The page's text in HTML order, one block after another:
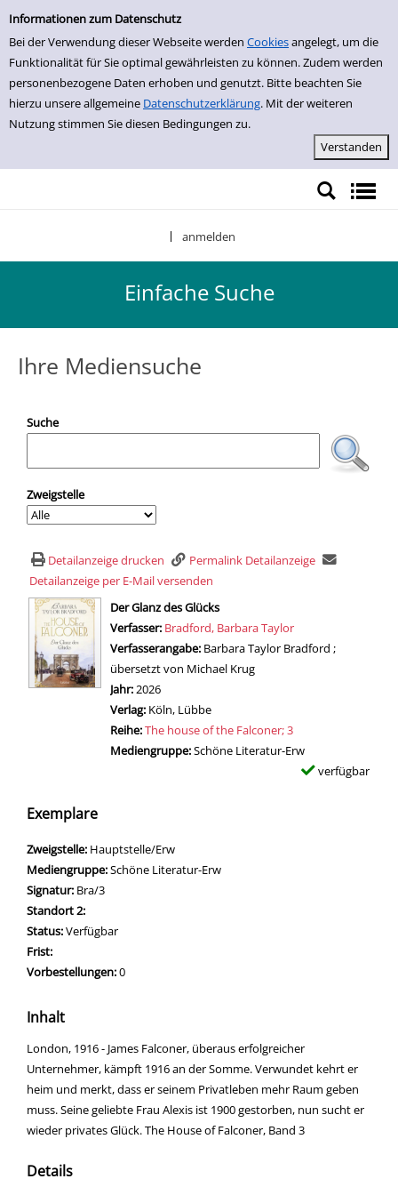
Einfache Suche
Informationen zum Datenschutz
Bei der Verwendung dieser Webseite werden Cookiesangelegt, um die
Funktionalität für Sie optimal gewährleisten zu können. Zudem werden
personenbezogene Daten erhoben und genutzt. Bitte beachten Sie
hierzu unsere allgemeine Datenschutzerklärung. Mit der weiteren
Nutzung stimmen Sie diesen Bedingungen zu.
Zur Detailanzeige springen
anmelden
Einfache Suche
Ihre Mediensuche
Suche
Zweigstelle
Detailanzeige drucken
Permalink Detailanzeige
Detailanzeige per E-Mail versenden
wird in neuem Tab geöffnet
Der Glanz des Glücks
Verfasser: Suche nach diesem Verfasser
Bradford, Barbara Taylor
Verfasserangabe: Barbara Taylor Bradford ;
übersetzt von Michael Krug
Jahr: 2026
Verlag: Köln, Lübbe
Reihe:The house of the Falconer; 3
Mediengruppe:Schöne Literatur-Erw
verfügbar
Exemplare
Zweigstelle: Hauptstelle/Erw
Mediengruppe:Schöne Literatur-Erw
Signatur: Bra/3
Standort 2:
Status:Verfügbar
Frist:
Vorbestellungen:0
Inhalt
London, 1916 - James Falconer, überaus erfolgreicher
Unternehmer, kämpft 1916 an der Somme. Verwundet kehrt er
heim und merkt, dass er seinem Privatleben mehr Raum geben
muss. Seine geliebte Frau Alexis ist 1900 gestorben, nun sucht er
wieder privates Glück. The House of Falconer, Band 3
Details